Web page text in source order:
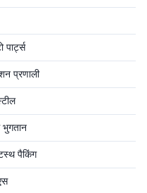
प्रणाली
भुगतान
पैकिंग